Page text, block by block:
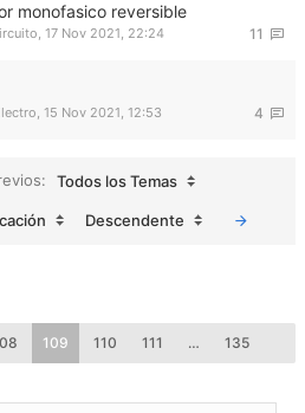
monofasico reversible
11
, 17 Nov 2021, 22:24
4
, 15 Nov 2021, 12:53
Todos los Temas
Descendente
109 110 111 … 135